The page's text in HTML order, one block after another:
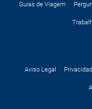
Guias de Viagem
Aviso Legal